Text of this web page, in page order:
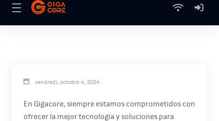
vendredi, octobre 4, 2024
En Gigacore, siempre estamos comprometidos con
ofrecer la mejor tecnología y soluciones para